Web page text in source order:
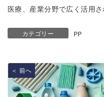
医療、産業分野で広く活用さ
カテゴリー PP
＜ 前へ